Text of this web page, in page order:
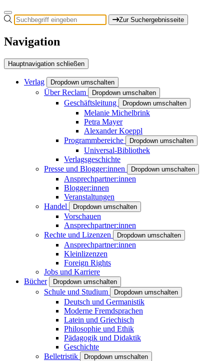
Zur Suchergebnisseite
Navigation
Hauptnavigation schließen
Verlag Dropdown umschalten
Über Reclam Dropdown umschalten
Geschäftsleitung Dropdown umschalten
Melanie Michelbrink
Petra Mayer
Alexander Koeppl
Programmbereiche
Dropdown umschalten
Universal-Bibliothek
Verlagsgeschichte
Presse und Blogger:innen
Dropdown umschalten
Ansprechpartner:innen
Blogger:innen
Veranstaltungen
Handel
Dropdown umschalten
Vorschauen
Ansprechpartner:innen
Rechte und Lizenzen
Dropdown umschalten
Ansprechpartner:innen
Kleinlizenzen
Foreign Rights
Jobs und Karriere
Bücher
Dropdown umschalten
Schule und Studium Dropdown umschalten
Deutsch und Germanistik
Moderne Fremdsprachen
Latein und Griechisch
Philosophie und Ethik
Pädagogik und Didaktik
Geschichte
Belletristik
Dropdown umschalten